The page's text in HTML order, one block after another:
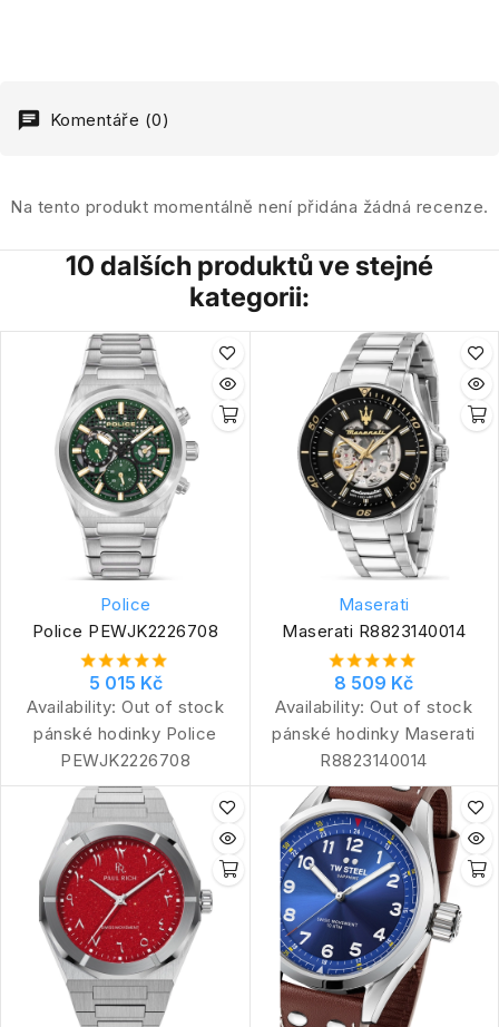
Komentáře (0)
Na tento produkt momentálně není přidána žádná recenze.
10 dalších produktů ve stejné
kategorii:
Police
Police PEWJK2226708
5 015 Kč
Availability: Out of stock
pánské hodinky Police
PEWJK2226708
Maserati
Maserati R8823140014
8 509 Kč
Availability: Out of stock
pánské hodinky Maserati
R8823140014